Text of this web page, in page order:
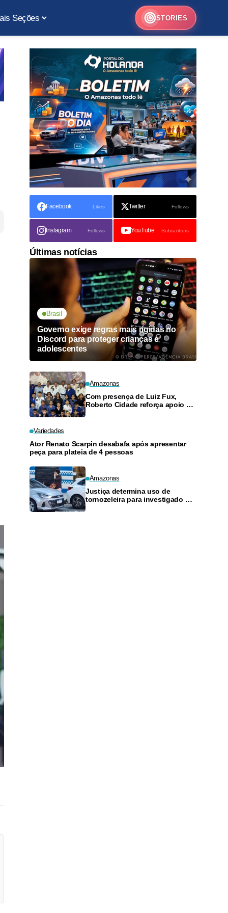
Seções STORIES
Facebook Likes Twitter Follows
Instagram Follows YouTube Subscribers
Últimas notícias
Brasil
Governo exige regras mais rígidas no
Discord para proteger crianças e
adolescentes
Amazonas
Com presença de Luiz Fux,
Roberto Cidade reforça apoio a
Variedades
Ator Renato Scarpin desabafa após apresentar
peça para plateia de 4 pessoas
Amazonas
Justiça determina uso de
tornozeleira para investigado por